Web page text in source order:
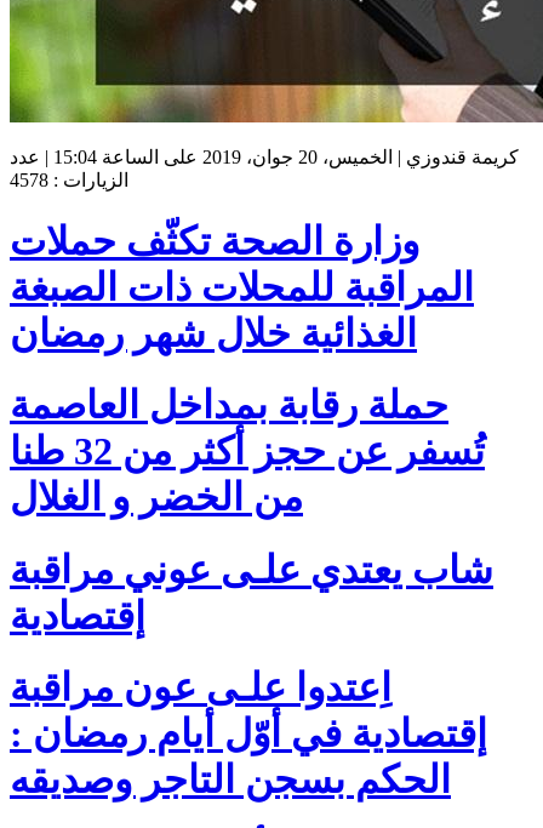
كريمة قندوزي | الخميس، 20 جوان، 2019 على الساعة 15:04 | عدد
الزيارات : 4578
وزارة الصحة تكثّف حملات
المراقبة للمحلات ذات الصبغة
الغذائية خلال شهر رمضان
حملة رقابة بمداخل العاصمة
تُسفر عن حجز أكثر من 32 طنا
من الخضر و الغلال
شاب يعتدي علـى عوني مراقبة
إقتصادية
اِعتدوا علـى عون مراقبة
إقتصادية في أوّل أيام رمضان :
الحكم بسجن التاجر وصديقه